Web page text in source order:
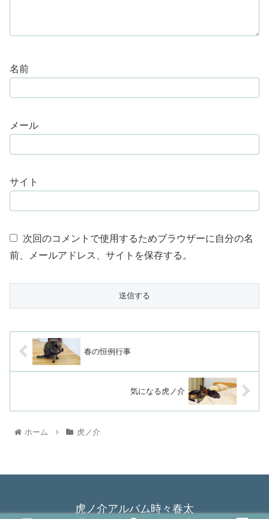
名前
メール
サイト
次回のコメントで使用するためブラウザーに自分の名
前、メールアドレス、サイトを保存する。
春の恒例行事
気になる虎ノ介
ホーム 虎ノ介
虎ノ介アルバム時々春太